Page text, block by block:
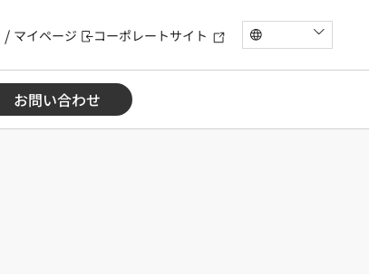
マイページ コーポレートサイト
お問い合わせ